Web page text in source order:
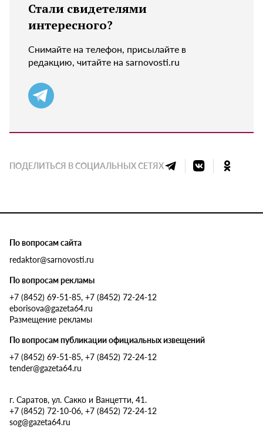
Стали свидетелями
интересного?
Снимайте на телефон, присылайте в
редакцию, читайте на sarnovosti.ru
ПОДЕЛИТЬСЯ В СОЦИАЛЬНЫХ СЕТЯХ
По вопросам сайта
redaktor@sarnovosti.ru
По вопросам рекламы
+7 (8452) 69-51-85, +7 (8452) 72-24-12
eborisova@gazeta64.ru
Размещение рекламы
По вопросам публикации официальных извещений
+7 (8452) 69-51-85, +7 (8452) 72-24-12
tender@gazeta64.ru
г. Саратов, ул. Сакко и Ванцетти, 41.
+7 (8452) 72-10-06, +7 (8452) 72-24-12
sog@gazeta64.ru